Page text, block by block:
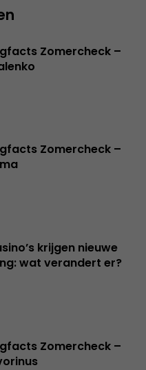
Zomercheck –
Zomercheck –
krijgen nieuwe
wat verandert er?
Zomercheck –